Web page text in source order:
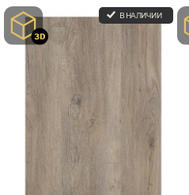
В НАЛИЧИИ